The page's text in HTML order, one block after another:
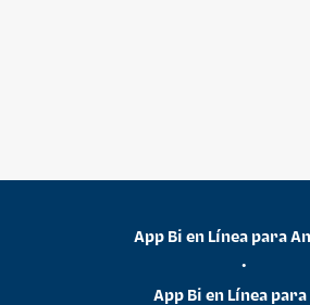
App Bi en Línea para
•
App Bi en Línea para